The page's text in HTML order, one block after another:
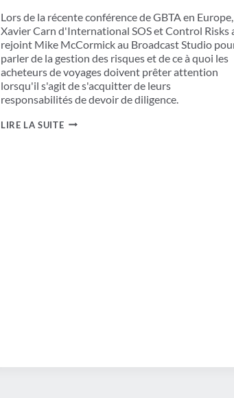
Lors de la récente conférence de GBTA en Europe,
Xavier Carn d'International SOS et Control Risks
rejoint Mike McCormick au Broadcast Studio
parler de la gestion des risques et de ce à quoi les
acheteurs de voyages doivent prêter attention
lorsqu'il s'agit de s'acquitter de leurs
responsabilités de devoir de diligence.
LIRE LA SUITEDEVOIR